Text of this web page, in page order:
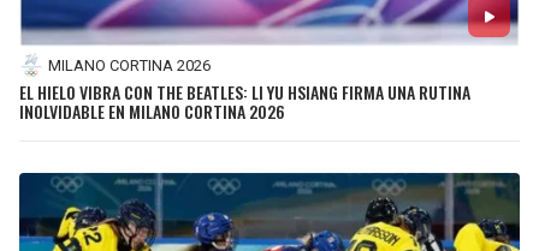
MILANO CORTINA 2026
EL HIELO VIBRA CON THE BEATLES: LI YU HSIANG FIRMA UNA RUTINA
INOLVIDABLE EN MILANO CORTINA 2026